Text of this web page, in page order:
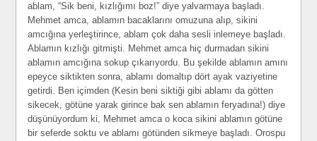
ablam, “Sik beni, kızlığımı boz!” diye yalvarmaya başladı.
Mehmet amca, ablamın bacaklarını omuzuna alıp, sikini
amcığına yerleştirince, ablam çok daha sesli inlemeye başladı.
Ablamın kızlığı gitmişti. Mehmet amca hiç durmadan sikini
ablamın amcığına sokup çıkarıyordu. Bu şekilde ablamın amını
epeyce siktikten sonra, ablamı domaltıp dört ayak vaziyetine
getirdi. Ben içimden (Kesin beni siktiği gibi ablamı da götten
sikecek, götüne yarak girince bak sen ablamın feryadına!) diye
düşünüyordum ki, Mehmet amca o koca sikini ablamın götüne
bir seferde soktu ve ablamı götünden sikmeye başladı. Orospu